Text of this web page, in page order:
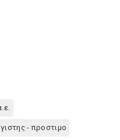
- προστιμο